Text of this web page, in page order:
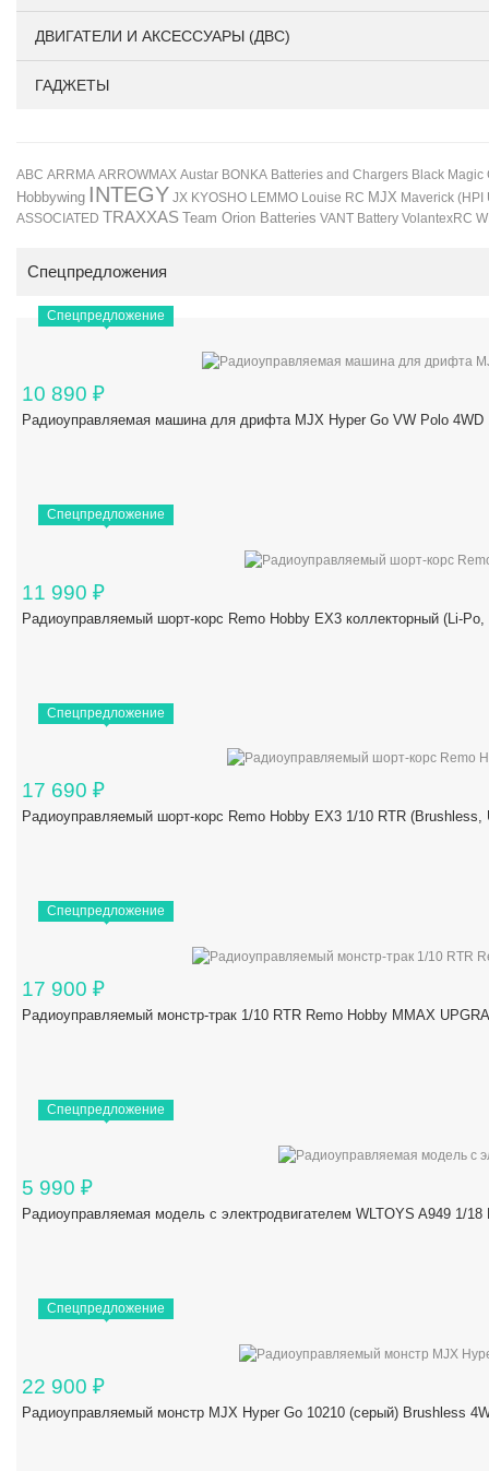
ДВИГАТЕЛИ И АКСЕССУАРЫ (ДВС)
ГАДЖЕТЫ
ABC ARRMA ARROWMAX Austar BONKA Batteries and Chargers Black Magic
Hobbywing INTEGY JX KYOSHO LEMMO Louise RC MJX Maverick (HPI
ASSOCIATED TRAXXAS Team Orion Batteries VANT Battery VolantexRC
Спецпредложения
Спецпредложение
10 890 ₽
Радиоуправляемая машина для дрифта MJX Hyper Go VW Polo
Спецпредложение
11 990 ₽
Радиоуправляемый шорт-корс Remo Hobby EX3 коллекторный (Li-
Спецпредложение
17 690 ₽
Радиоуправляемый шорт-корс Remo Hobby EX3 1/10 RTR
Спецпредложение
17 900 ₽
Радиоуправляемый монстр-трак 1/10 RTR Remo Hobby MMAX
Спецпредложение
5 990 ₽
Радиоуправляемая модель с электродвигателем WLTOYS A949 1/
Спецпредложение
22 900 ₽
Радиоуправляемый монстр MJX Hyper Go 10210 (серый) Brushless